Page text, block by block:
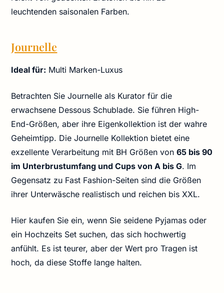
leuchtenden saisonalen Farben.
Journelle
Ideal für: Multi Marken-Luxus
Betrachten Sie Journelle als Kurator für die
erwachsene Dessous Schublade. Sie führen High-
End-Größen, aber ihre Eigenkollektion ist der wahre
Geheimtipp. Die Journelle Kollektion bietet eine
exzellente Verarbeitung mit BH Größen von65 bis 90
im Unterbrustumfang und Cups von A bis G. Im
Gegensatz zu Fast Fashion-Seiten sind die Größen
ihrer Unterwäsche realistisch und reichen bis XXL.
Hier kaufen Sie ein, wenn Sie seidene Pyjamas oder
ein Hochzeits Set suchen, das sich hochwertig
anfühlt. Es ist teurer, aber der Wert pro Tragen ist
hoch, da diese Stoffe lange halten.